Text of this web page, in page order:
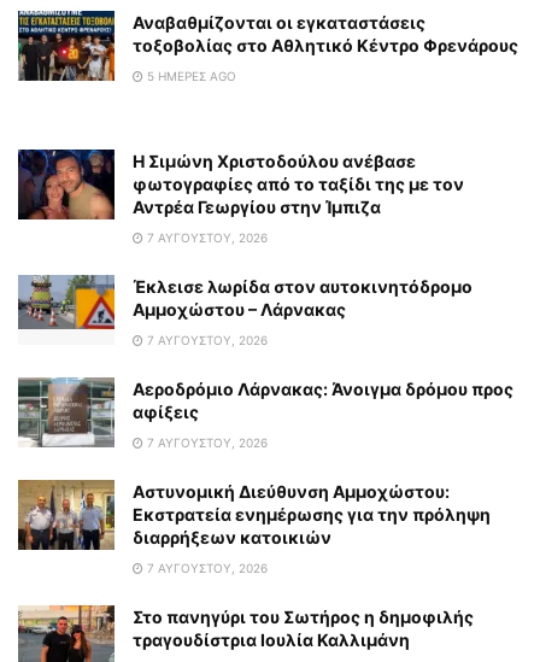
Αναβαθμίζονται οι εγκαταστάσεις
τοξοβολίας στο Αθλητικό Κέντρο Φρενάρους
5 ΗΜΈΡΕΣ AGO
Η Σιμώνη Χριστοδούλου ανέβασε
φωτογραφίες από το ταξίδι της με τον
Αντρέα Γεωργίου στην Ίμπιζα
7 ΑΥΓΟΎΣΤΟΥ, 2026
Έκλεισε λωρίδα στον αυτοκινητόδρομο
Αμμοχώστου – Λάρνακας
7 ΑΥΓΟΎΣΤΟΥ, 2026
Αεροδρόμιο Λάρνακας: Άνοιγμα δρόμου προς
αφίξεις
7 ΑΥΓΟΎΣΤΟΥ, 2026
Αστυνομική Διεύθυνση Αμμοχώστου:
Εκστρατεία ενημέρωσης για την πρόληψη
διαρρήξεων κατοικιών
7 ΑΥΓΟΎΣΤΟΥ, 2026
Στο πανηγύρι του Σωτήρος η δημοφιλής
τραγουδίστρια Ιουλία Καλλιμάνη